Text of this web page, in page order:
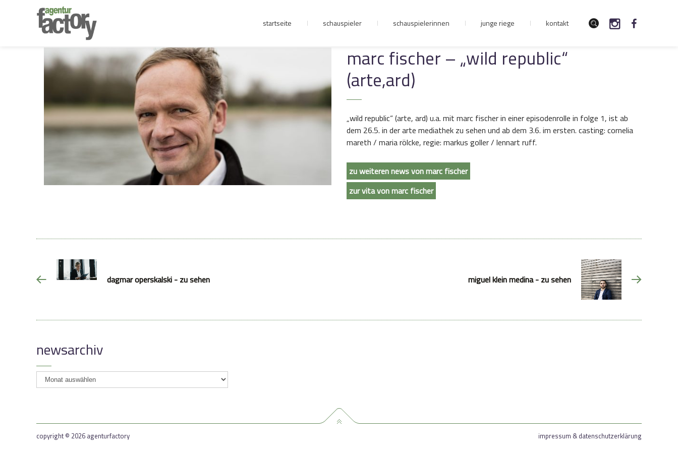
junge riege
kontakt
startseite schauspieler schauspielerinnen junge riege kontakt
marc fischer – „wild republic“
(arte,ard)
„wild republic“ (arte, ard) u.a. mit marc fischer in einer episodenrolle in folge 1, ist ab
dem 26.5. in der arte mediathek zu sehen und ab dem 3.6. im ersten. casting: cornelia
mareth / maria rölcke, regie: markus goller / lennart ruff.
zu weiteren news von marc fischer
zur vita von marc fischer
dagmar operskalski - zu sehen miguel klein medina - zu sehen
newsarchiv
newsarchiv
copyright © 2026 agenturfactory impressum & datenschutzerklärung